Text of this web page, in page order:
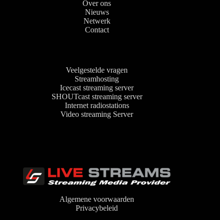
Over ons
Nieuws
Netwerk
Contact
Veelgestelde vragen
Streamhosting
Icecast streaming server
SHOUTcast streaming server
Internet radiostations
Video streaming Server
Algemene voorwaarden
Privacybeleid